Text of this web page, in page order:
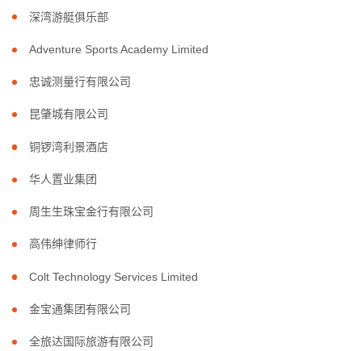
深湾游艇俱乐部
Adventure Sports Academy Limited
忠诚测量行有限公司
昆肇城有限公司
铜锣湾利景酒店
华人置业集团
周生生珠宝金行有限公司
高伟绅律师行
Colt Technology Services Limited
金宝通集团有限公司
全旅达国际旅游有限公司